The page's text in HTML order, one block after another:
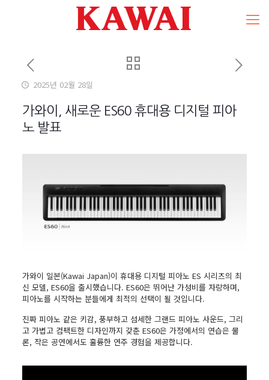
2025년 02월 28일
가와이, 새로운 ES60 휴대용 디지털 피아
노 발표
가와이 일본(Kawai Japan)이 휴대용 디지털 피아노 ES 시리즈의 최
신 모델, ES60을 출시했습니다. ES60은 뛰어난 가성비를 자랑하며,
피아노를 시작하는 분들에게 최적의 선택이 될 것입니다.
진짜 피아노 같은 키감, 풍부하고 섬세한 그랜드 피아노 사운드, 그리
고 가볍고 컴팩트한 디자인까지 갖춘 ES60은 가정에서의 연습은 물
론, 작은 공연에서도 훌륭한 연주 경험을 제공합니다.